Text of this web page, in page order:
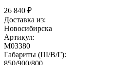
26 840 ₽
Доставка из:
Новосибирска
Артикул:
M03380
Габариты (Ш/В/Г):
850/900/800